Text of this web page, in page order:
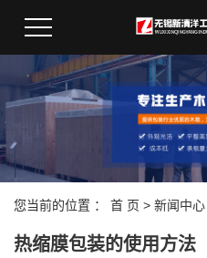
您当前的位置 ： 首 页 > 新闻中心
热缩膜包装的使用方法